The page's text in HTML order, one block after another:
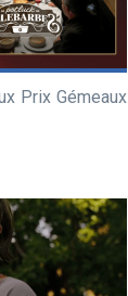
Prix Gémeaux